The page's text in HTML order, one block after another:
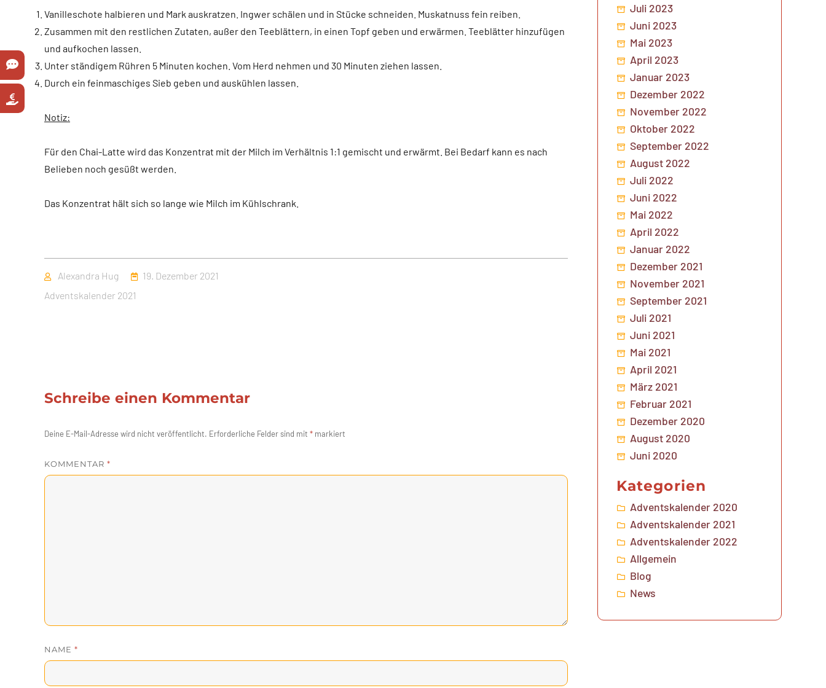
Vanilleschote halbieren und Mark auskratzen. Ingwer schälen und in Stücke schneiden. Muskatnuss fein reiben.
Zusammen mit den restlichen Zutaten, außer den Teeblättern, in einen Topf geben und erwärmen. Teeblätter hinzufügen
und aufkochen lassen.
Unter ständigem Rühren 5 Minuten kochen. Vom Herd nehmen und 30 Minuten ziehen lassen.
Durch ein feinmaschiges Sieb geben und auskühlen lassen.
Notiz:
Für den Chai-Latte wird das Konzentrat mit der Milch im Verhältnis 1:1 gemischt und erwärmt. Bei Bedarf kann es nach
Belieben noch gesüßt werden.
Das Konzentrat hält sich so lange wie Milch im Kühlschrank.
Autor
Alexandra Hug
Veröffentlicht
19. Dezember 2021
Kategorien
Adventskalender 2021
Schreibe einen Kommentar
Deine E-Mail-Adresse wird nicht veröffentlicht. Erforderliche Felder sind mit * markiert
KOMMENTAR *
NAME *
Juli 2023
Juni 2023
Mai 2023
April 2023
Januar 2023
Dezember 2022
November 2022
Oktober 2022
September 2022
August 2022
Juli 2022
Juni 2022
Mai 2022
April 2022
Januar 2022
Dezember 2021
November 2021
September 2021
Juli 2021
Juni 2021
Mai 2021
April 2021
März 2021
Februar 2021
Dezember 2020
August 2020
Juni 2020
Kategorien
Adventskalender 2020
Adventskalender 2021
Adventskalender 2022
Allgemein
Blog
News